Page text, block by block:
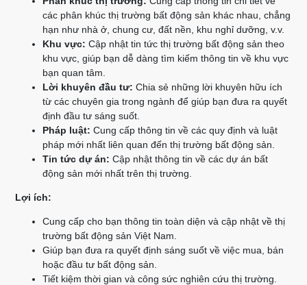
các phân khúc thị trường bất động sản khác nhau, chẳng
hạn như nhà ở, chung cư, đất nền, khu nghỉ dưỡng, v.v.
Khu vực: Cập nhật tin tức thị trường bất động sản theo
khu vực, giúp bạn dễ dàng tìm kiếm thông tin về khu vực
bạn quan tâm.
Lời khuyên đầu tư: Chia sẻ những lời khuyên hữu ích
từ các chuyên gia trong ngành để giúp bạn đưa ra quyết
định đầu tư sáng suốt.
Pháp luật: Cung cấp thông tin về các quy định và luật
pháp mới nhất liên quan đến thị trường bất động sản.
Tin tức dự án: Cập nhật thông tin về các dự án bất
động sản mới nhất trên thị trường.
Lợi ích:
Cung cấp cho bạn thông tin toàn diện và cập nhật về thị
trường bất động sản Việt Nam.
Giúp bạn đưa ra quyết định sáng suốt về việc mua, bán
hoặc đầu tư bất động sản.
Tiết kiệm thời gian và công sức nghiên cứu thị trường.